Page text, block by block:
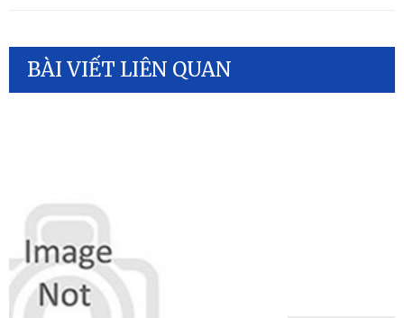
BÀI VIẾT LIÊN QUAN